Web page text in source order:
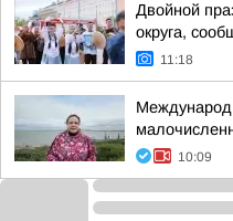
Двойной
округа,
11:18
10:09